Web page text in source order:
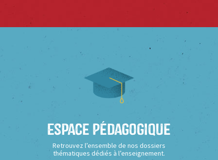
Espace Pédagogique
Retrouvez l’ensemble de nos dossiers
thématiques dédiés à l’enseignement.